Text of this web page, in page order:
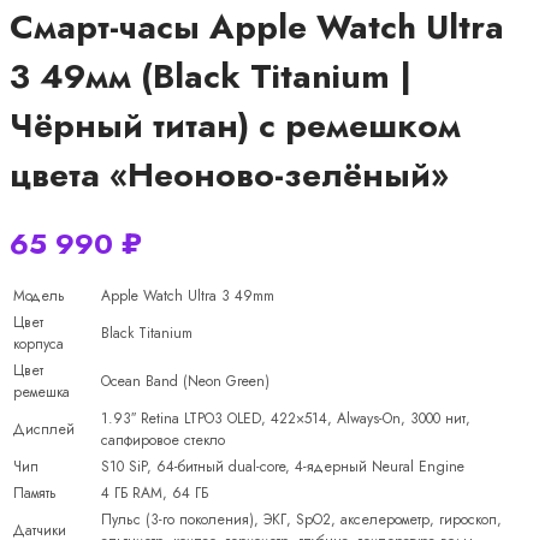
Смарт-часы Apple Watch Ultra
3 49мм (Black Titanium |
Чёрный титан) с ремешком
цвета «Неоново-зелёный»
65 990 ₽
Модель
Apple Watch Ultra 3 49mm
Цвет
корпуса
Black Titanium
Цвет
ремешка
Ocean Band (Neon Green)
Дисплей
1.93″ Retina LTPO3 OLED, 422×514, Always-On, 3000 нит,
сапфировое стекло
Чип
S10 SiP, 64-битный dual-core, 4-ядерный Neural Engine
Память
4 ГБ RAM, 64 ГБ
Датчики
Пульс (3-го поколения), ЭКГ, SpO2, акселерометр, гироскоп,